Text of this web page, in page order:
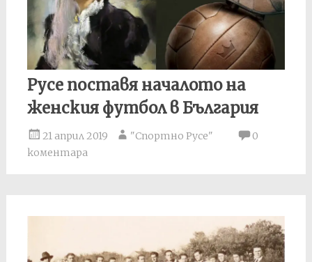
Русе поставя началото на
женския футбол в България
21 април 2019 "Спортно Русе"
0
коментара